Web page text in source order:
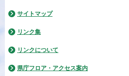
サイトマップ
リンク集
リンクについて
県庁フロア・アクセス案内